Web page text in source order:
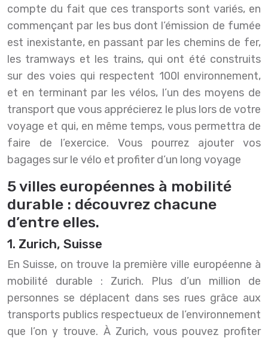
compte du fait que ces transports sont variés, en
commençant par les bus dont l’émission de fumée
est inexistante, en passant par les chemins de fer,
les tramways et les trains, qui ont été construits
sur des voies qui respectent 100l environnement,
et en terminant par les vélos, l’un des moyens de
transport que vous apprécierez le plus lors de votre
voyage et qui, en même temps, vous permettra de
faire de l’exercice. Vous pourrez ajouter vos
bagages sur le vélo et profiter d’un long voyage
5 villes européennes à mobilité
durable : découvrez chacune
d’entre elles.
1. Zurich, Suisse
En Suisse, on trouve la première ville européenne à
mobilité durable : Zurich. Plus d’un million de
personnes se déplacent dans ses rues grâce aux
transports publics respectueux de l’environnement
que l’on y trouve. À Zurich, vous pouvez profiter